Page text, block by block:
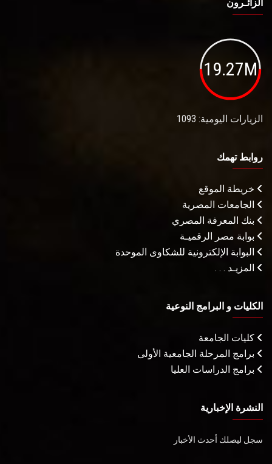
الزائـرون
19.27M
الزيارات اليومية: 1093
روابط تهمك
خريطة الموقع
الجامعات المصرية
بنك المعرفة المصري
بوابة مصر الرقميـة
البوابة الإلكترونية للشكاوى الموحدة
المزيـد . . .
الكليات و البرامج النوعية
كليات الجامعة
برامج المرحلة الجامعية الأولى
برامج الدراسات العليا
النشرة الإخبارية
سجل ليصلك أحدث الأخبار